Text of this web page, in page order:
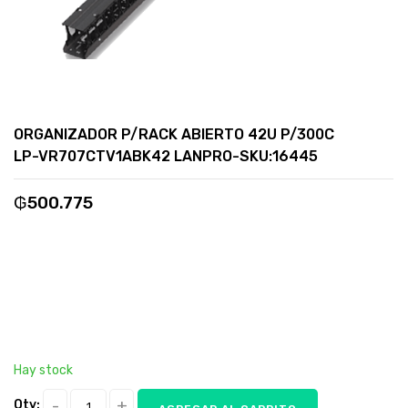
ORGANIZADOR P/RACK ABIERTO 42U P/300C
LP-VR707CTV1ABK42 LANPRO-SKU:16445
₲500.775
Hay stock